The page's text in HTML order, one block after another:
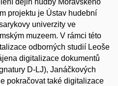
projektu je Ústav hudební
univerzity ve
muzeem. V rámci této
odborných studií Leoše
digitalizace dokumentů
D-LJ), Janáčkových
pokračovat také digitalizace